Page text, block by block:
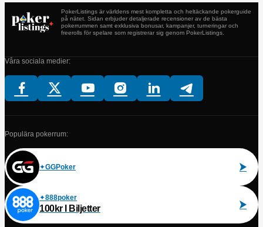
PokerListings är världens mest kompletta och heltäckande pokerguide
på nätet. Sidan erbjuder detaljerade recensioner av de bästa
pokerrummen samt exklusiva bonusar, kampanjer, turneringar och
freerolls för spelare som registrerar sig genom PokerListings.
Våra sociala medier:
Populära pokerrum:
GGPoker
888poker
100kr I Biljetter